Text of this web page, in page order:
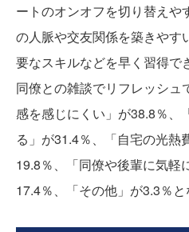
ートのオンオフを切り替えや
の人脈や交友関係を築きやす
要なスキルなどを早く習得で
同僚との雑談でリフレッシュ
感を感じにくい」が38.8％、
る」が31.4％、「自宅の光熱
19.8％、「同僚や後輩に気軽
17.4％、「その他」が3.3％と